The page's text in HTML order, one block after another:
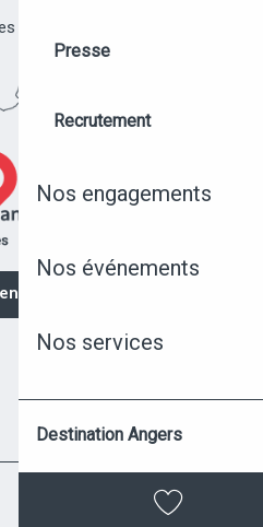
ÉQUIPEMENTS
CONTACTER
Presse
Recrutement
Nos engagements
Nos événements
Nos services
Destination Angers
des cookies
?